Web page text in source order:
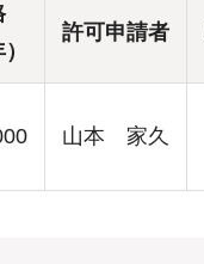
許可申請者
山本 家久